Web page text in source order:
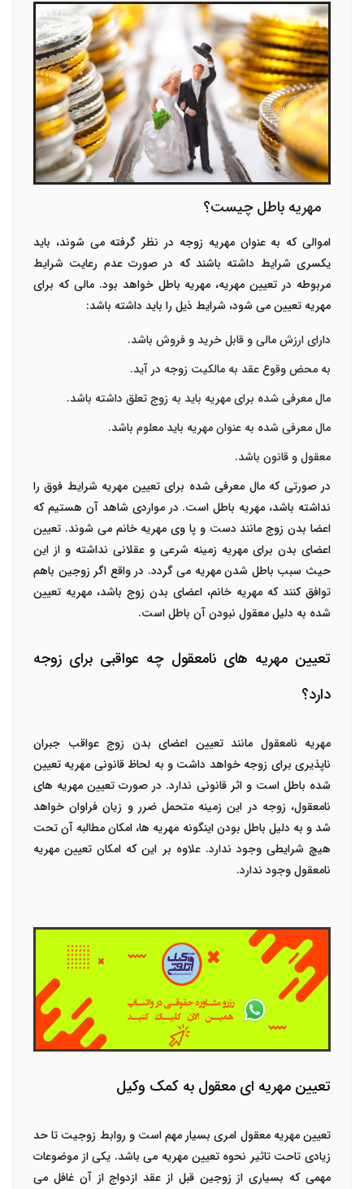
مهریه باطل چیست؟
اموالی که به عنوان مهریه زوجه در نظر گرفته می شوند، باید
یکسری شرایط داشته باشند که در صورت عدم رعایت شرایط
مربوطه در تعیین مهریه، مهریه باطل خواهد بود. مالی که برای
مهریه تعیین می شود، شرایط ذیل را باید داشته باشد:
دارای ارزش مالی و قابل خرید و فروش باشد.
به محض وقوع عقد به مالکیت زوجه در آید.
مال معرفی شده برای مهریه باید به زوج تعلق داشته باشد.
مال معرفی شده به عنوان مهریه باید معلوم باشد.
معقول و قانون باشد.
در صورتی که مال معرفی شده برای تعیین مهریه شرایط فوق را
نداشته باشد، مهریه باطلاست. در مواردی شاهد آن هستیم که
اعضا بدن زوج مانند دست و پا وی مهریه خانم می شوند. تعیین
اعضای بدن برای مهریه زمینه شرعی و عقلانی نداشته و از این
حیث سبب باطل شدن مهریه می گردد. در واقع اگر زوجین باهم
توافق کنند که مهریه خانم، اعضای بدن زوج باشد، مهریه تعیین
شده به دلیل معقول نبودن آن باطل است.
تعیین مهریه های نامعقول چه عواقبی برای زوجه
دارد؟
مهریه نامعقول مانند تعیین اعضای بدن زوج عواقب جبران
ناپذیری برای زوجه خواهد داشت و به لحاظ قانونی مهریه تعیین
شده باطل است و اثر قانونی ندارد. در صورت تعیین مهریه های
نامعقول، زوجه در این زمینه متحمل ضرر و زیان فراوان خواهد
شد و به دلیل باطل بودن اینگونه مهریه ها، امکان مطالبه آن تحت
هیچ شرایطی وجود ندارد. علاوه بر این که امکان تعیین مهریه
نامعقول وجود ندارد.
تعیین مهریه ای معقول به کمک وکیل
تعیین مهریه معقول امری بسیار مهم است و روابط زوجیت تا حد
زیادی تاحت تاثیر نحوه تعیین مهریه می باشد. یکی از موضوعات
مهمی که بسیاری از زوجین قبل از عقد ازدواج از آن غافل می